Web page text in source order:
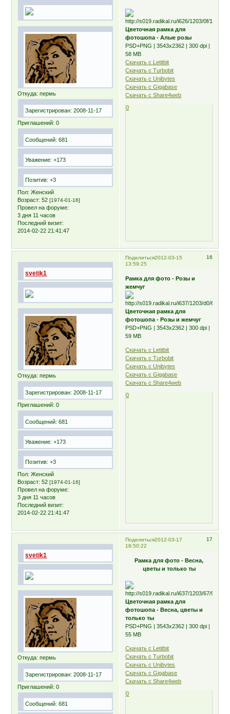
Откуда: пермь
Зарегистрирован: 2008-11-17
Приглашений: 0
Сообщений: 681
Уважение: +173
Позитив: +3
Пол: Женский
Возраст: 52[1974-01-16]
Провел на форуме:
3 дня 11 часов
Последний визит:
2014-02-22 21:41:47
Цветочная рамка для
фотошопа - Алые розы
PSD+PNG | 3543х2362 | 300 dpi |
58 MB
Скачать с Letitbit
Скачать с Turbobit
Скачать с Unibytes
Скачать с Gigabase
Скачать с Share4web
0
Поделиться 16
2012-03-15
13:59:25
svetik1
Откуда: пермь
Зарегистрирован: 2008-11-17
Приглашений: 0
Сообщений: 681
Уважение: +173
Позитив: +3
Пол: Женский
Возраст: 52[1974-01-16]
Провел на форуме:
3 дня 11 часов
Последний визит:
2014-02-22 21:41:47
Рамка для фото - Розы и
жемчуг
Цветочная рамка для
фотошопа - Розы и жемчуг
PSD+PNG | 3543х2362 | 300 dpi |
59 MB
Скачать с Letitbit
Скачать с Turbobit
Скачать с Unibytes
Скачать с Gigabase
Скачать с Share4web
0
Поделиться 17
2012-03-17
18:50:22
svetik1
Откуда: пермь
Зарегистрирован: 2008-11-17
Приглашений: 0
Сообщений: 681
Рамка для фото - Весна,
цветы и только ты
Цветочная рамка для
фотошопа - Весна, цветы и
только ты
PSD+PNG | 3543х2362 | 300 dpi |
55 MB
Скачать с Letitbit
Скачать с Turbobit
Скачать с Unibytes
Скачать с Gigabase
Скачать с Share4web
0